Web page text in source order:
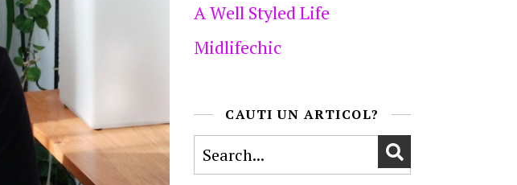
A Well Styled Life
Midlifechic
CAUTI UN ARTICOL?